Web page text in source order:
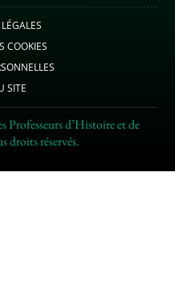
COOKIES
SITE
d’Histoire et de
droits réservés.